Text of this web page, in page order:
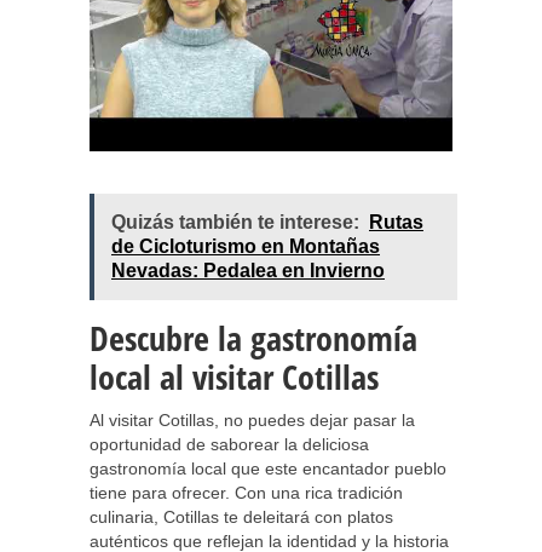
Quizás también te interese:
Rutas
de Cicloturismo en Montañas
Nevadas: Pedalea en Invierno
Descubre la gastronomía
local al visitar Cotillas
Al visitar Cotillas, no puedes dejar pasar la
oportunidad de saborear la deliciosa
gastronomía local que este encantador pueblo
tiene para ofrecer. Con una rica tradición
culinaria, Cotillas te deleitará con platos
auténticos que reflejan la identidad y la historia